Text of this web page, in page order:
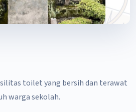
toilet yang bersih dan terawat
warga sekolah.